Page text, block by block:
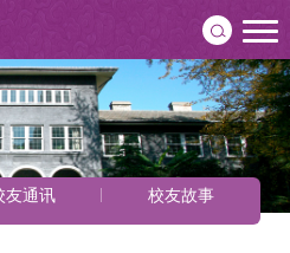
友通讯 校友故事